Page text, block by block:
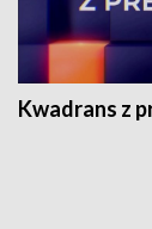
Kwadrans z